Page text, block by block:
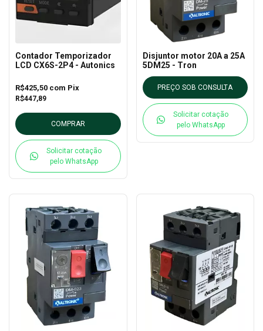
Contador Temporizador
LCD CX6S-2P4 - Autonics
R$447,89
R$425,50 com Pix
COMPRAR
Solicitar cotação
pelo WhatsApp
Disjuntor motor 20A a 25A
5DM25 - Tron
PREÇO SOB CONSULTA
Solicitar cotação
pelo WhatsApp